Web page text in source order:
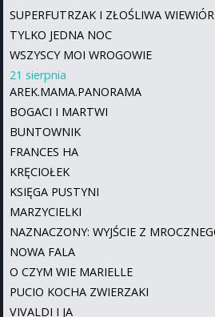
SUPERFUTRZAK I ZŁOŚLIWA
TYLKO JEDNA NOC
WSZYSCY MOI WROGOWIE
21 sierpnia
AREK.MAMA.PANORAMA
BOGACI I MARTWI
BUNTOWNIK
FRANCES HA
KRĘCIOŁEK
KSIĘGA PUSTYNI
MARZYCIELKI
NAZNACZONY: WYJŚCIE Z
NOWA FALA
O CZYM WIE MARIELLE
PUCIO KOCHA ZWIERZAKI
VIVALDI I JA